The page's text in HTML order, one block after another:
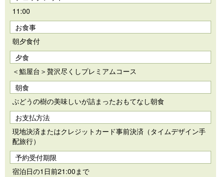
11:00
お食事
朝夕食付
夕食
＜鮨屋台＞贅沢尽くしプレミアムコース
朝食
ぶどうの樹の美味しいが詰まったおもてなし朝食
お支払方法
現地決済またはクレジットカード事前決済（タイムデザイン手
配旅行）
予約受付期限
宿泊日の1日前21:00まで